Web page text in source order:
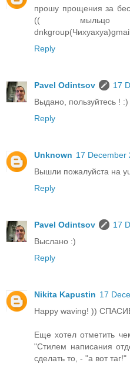
прошу прощения за
(( мыльцо
Reply
Pavel Odintsov
17
Выдано, пользуйтесь ! :)
Reply
Unknown 17 December
Вышли пожалуйста на
Reply
Pavel Odintsov
17
Выслано :)
Reply
Nikita Kapustin 17
Happy waving! ))
Еще хотел отметить
"Стилем написания
сделать то, - "а вот таг!"